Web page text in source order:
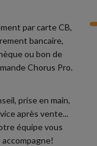
par carte CB,
bancaire,
ou bon de
Chorus Pro.
prise en main,
après vente...
équipe vous
accompagne!